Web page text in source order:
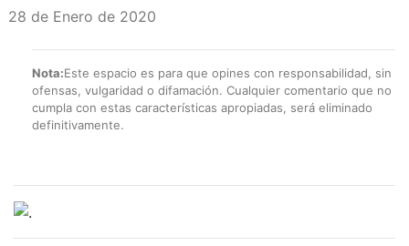
28 de Enero de 2020
Nota:Este espacio es para que opines con responsabilidad, sin
ofensas, vulgaridad o difamación. Cualquier comentario que no
cumpla con estas características apropiadas, será eliminado
definitivamente.